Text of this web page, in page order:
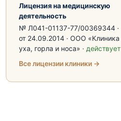
Лицензия на медицинскую
деятельность
№ Л041-01137-77/00369344 ·
от 24.09.2014 · ООО «Клиника
уха, горла и носа» · действует
Все лицензии клиники →